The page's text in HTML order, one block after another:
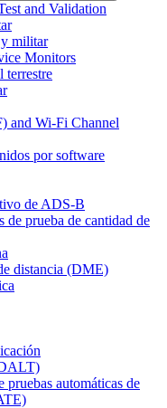
and Validation
militar
Monitors
terrestre
and Wi-Fi Channel
por software
de ADS-B
de prueba de cantidad de
distancia (DME)
pruebas automáticas de